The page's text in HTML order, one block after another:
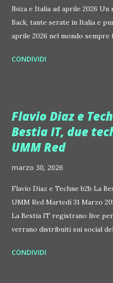
Ibiza e Italia ad aprile 2026
Back, tante serate in Italia e
aprile 2026 nel mondo
emozionare con il suo sound
nelle altre 'sedi' di questo
Argentario e Fregene (dove ha
scorsa, NDR), e da quest'anno
aprile poi Alessandro Br1 vola
l'International Music Summit.
dello showcase di Jango
Chicas allo Jarana, giovedì 23
CONDIVIDI
Flavio Diaz e
Bestia IT, due
UMM Red
marzo 30, 2026
Flavio Diaz e Techne b2b La
UMM Red Martedì 31 Marzo
La Bestia IT registrano live
verrano distribuiti sui social
techno di UMM (Underground
CONDIVIDI